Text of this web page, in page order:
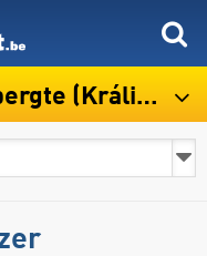
Masyw Śnieżnika)